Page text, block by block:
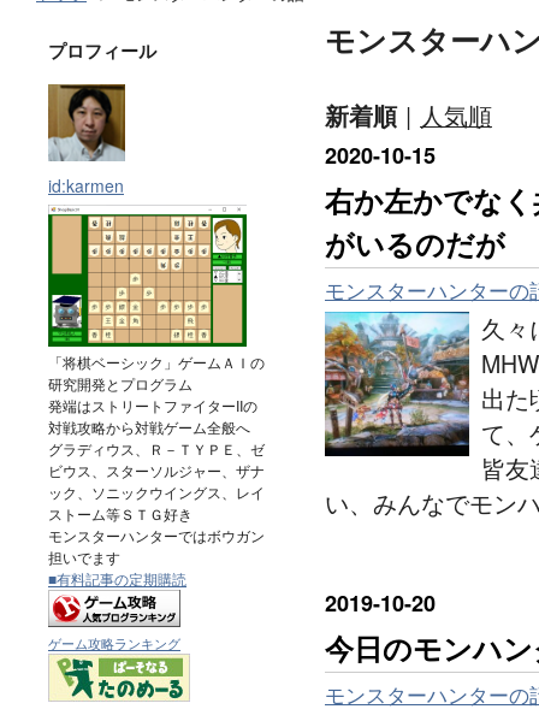
モンスターハ
新着順 人気順
2020-10-15
右か左かでな
がいるのだが
モンスターハンターの
久々
出た
て、
皆友
い、みんなでモン
2019-10-20
今日のモンハ
モンスターハンターの
プロフィール
id:karmen
「将棋ベーシック」ゲームＡＩの
研究開発とプログラム
発端はストリートファイターIIの
対戦攻略から対戦ゲーム全般へ
グラディウス、Ｒ－ＴＹＰＥ、ゼ
ビウス、スターソルジャー、ザナ
ック、ソニックウイングス、レイ
ストーム等ＳＴＧ好き
モンスターハンターではボウガン
担いでます
■有料記事の定期購読
ゲーム攻略ランキング